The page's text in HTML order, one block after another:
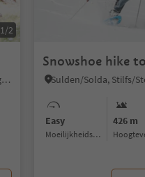
1/2
S.Valentino /St. Valentin, Graun im Vinschgau/Curon Venosta, Vinschgau/Val Venosta
Snowshoe hike
Easy
Moeilijkheidsgraad
426 m